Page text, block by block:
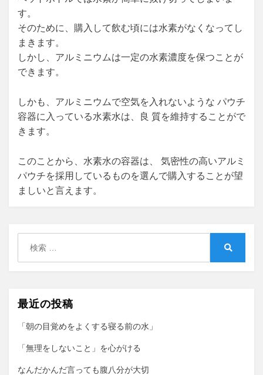
す。
そのために、購入して飲む頃には水素がなくなってし
まきます。
しかし、アルミニウムは一定の水素濃度を保つことが
できます。
しかも、アルミニウムで空気を入れないような パウチ
容器に入っている水素水は、良 質を維持することがで
きます。
このことから、水素水の容器は、 気密性の高いアルミ
パウチを採用しているものを選んで購入することが望
ましいと言えます。
最近の投稿
「朝の目覚めをよくする寝る前の水」
「無理をしないこと」を心がける
なんだかんだ言っても腹八分が大切